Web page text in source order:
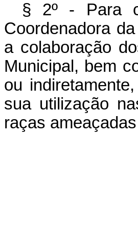
§ 2º - Para
Coordenadora
a colaboração
Municipal, bem
ou
sua utilização
raças